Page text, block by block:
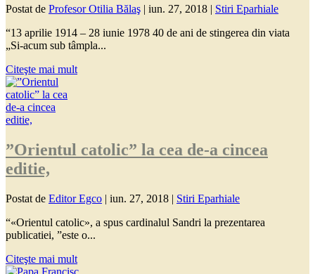
Postat de Profesor Otilia Bălaş iun. 27, 2018
Stiri Eparhiale
“13 aprilie 1914 – 28 iunie 1978 40 de ani de stingerea din viata
„Si-acum sub tâmpla...
Citeşte mai mult
”Orientul catolic” la cea de-a cincea
editie,
Postat de Editor Egco | iun. 27, 2018 | Stiri Eparhiale
“«Orientul catolic», a spus cardinalul Sandri la prezentarea
publicatiei, ”este o...
Citeşte mai mult